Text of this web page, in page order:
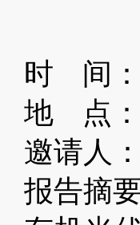
时 间：
地 点：
邀请人
报告摘要